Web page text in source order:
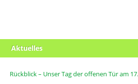
Aktuelles
Rückblick – Unser Tag der offenen Tür am